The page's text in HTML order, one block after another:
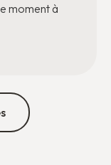
moment à